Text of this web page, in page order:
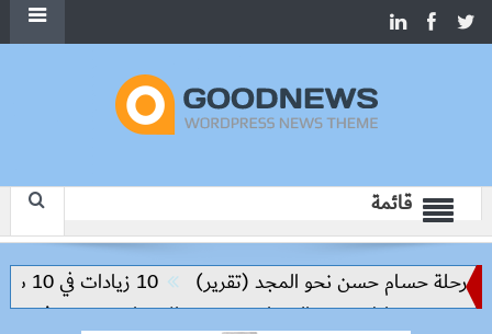
قائمة
حسام حسن نحو المجد (تقرير)
10 زيادات في 10 سنوات.. هل حان الوقت لرفع دعم البنزين نهائيا؟
من مخاطر مرض السعار
وزيرة الإسكان تسرّع توفيق أوضاع